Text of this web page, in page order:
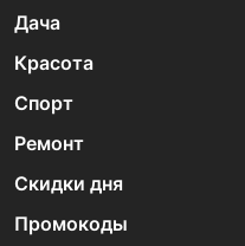
Дача
Красота
Спорт
Ремонт
Скидки дня
Промокоды